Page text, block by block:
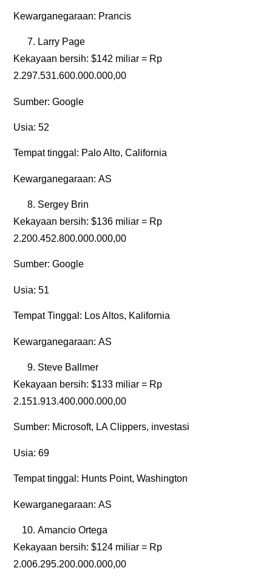
Kewarganegaraan: Prancis
Larry Page
Kekayaan bersih:$142 miliar = Rp
2.297.531.600.000.000,00
Sumber:Google
Usia:52
Tempat tinggal: Palo Alto, California
Kewarganegaraan:AS
Sergey Brin
Kekayaan bersih:$136 miliar = Rp
2.200.452.800.000.000,00
Sumber:Google
Usia:51
Tempat Tinggal: Los Altos, Kalifornia
Kewarganegaraan:AS
Steve Ballmer
Kekayaan bersih:$133 miliar = Rp
2.151.913.400.000.000,00
Sumber: Microsoft, LA Clippers, investasi
Usia:69
Tempat tinggal: Hunts Point,Washington
Kewarganegaraan:AS
Amancio Ortega
Kekayaan bersih:$124 miliar = Rp
2.006.295.200.000.000,00